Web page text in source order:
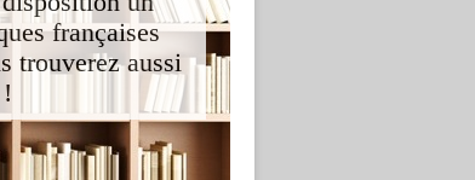
françaises
trouverez aussi